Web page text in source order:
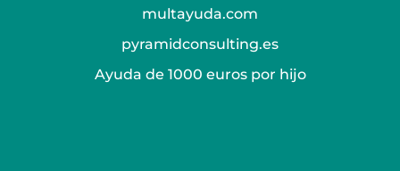
multayuda.com
pyramidconsulting.es
Ayuda de 1000 euros por hijo